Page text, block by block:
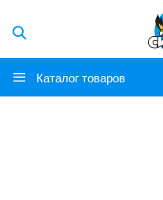
Каталог товаров